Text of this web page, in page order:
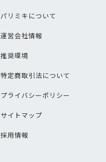
パリミキについて
運営会社情報
推奨環境
特定商取引法について
プライバシーポリシー
サイトマップ
採用情報